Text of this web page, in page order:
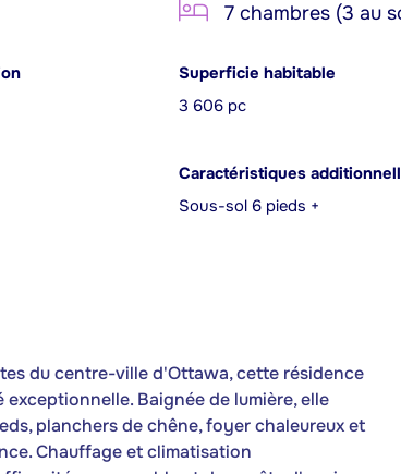
7 chambres (3 au
Superficie habitable
3 606 pc
Caractéristiques
Sous-sol 6 pieds +
du centre-ville d'Ottawa, cette résidence
Baignée de lumière, elle
planchers de chêne, foyer chaleureux et
Chauffage et climatisation